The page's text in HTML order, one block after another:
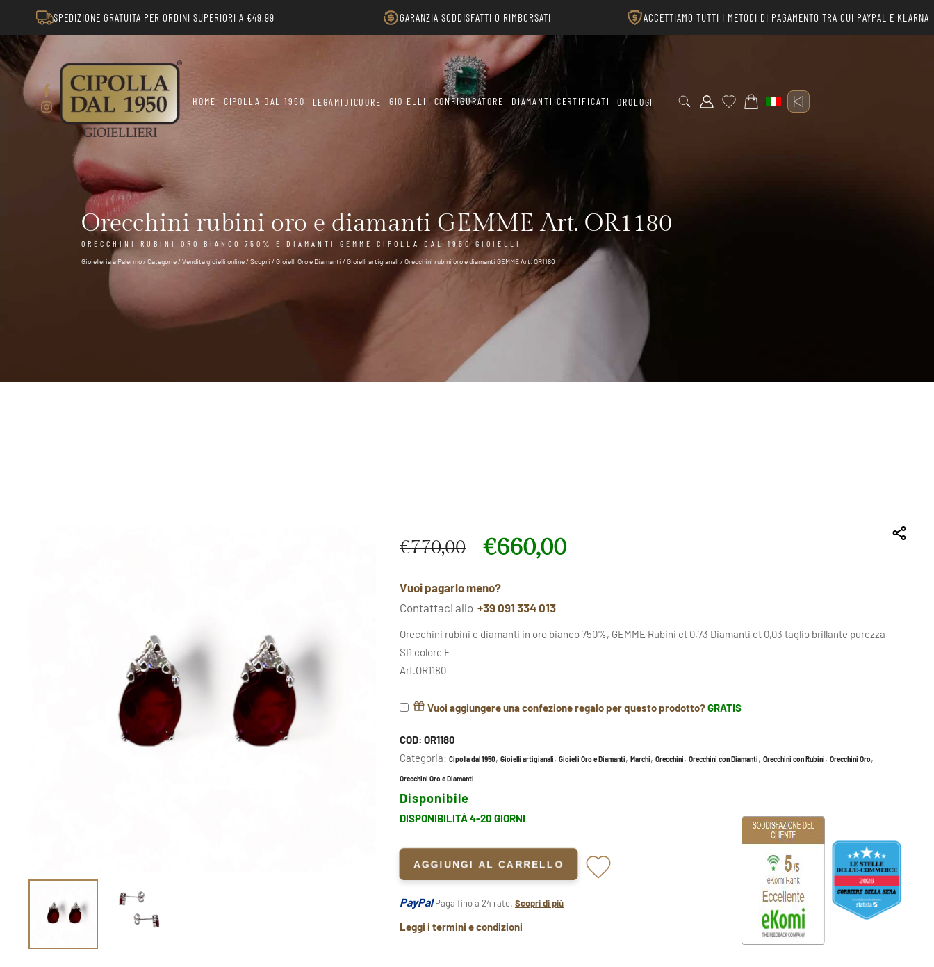
SPEDIZIONE GRATUITA PER ORDINI SUPERIORI A €49,99 GARANZIA SODDISFATTI O RIMBORSATI ACCETTIAMO TUTTI I METODI DI PAGAMENTO TRA CUI PAYPAL E KLARNA
HOME CIPOLLA DAL 1950 LEGAMIDICUORE GIOIELLI CONFIGURATORE DIAMANTI CERTIFICATI OROLOGI
Orecchini rubini oro e diamanti GEMME Art. OR1180
ORECCHINI RUBINI ORO BIANCO 750% E DIAMANTI GEMME CIPOLLA DAL 1950 GIOIELLI
Gioielleria a Palermo/ Categorie/ Vendita gioielli online/Scopri /Gioielli Oro e Diamanti /Gioielli artigianali / Orecchini rubini oro e diamanti GEMME Art. OR1180
€770,00
Il prezzo originale era: €770,00.
€660,00
Il prezzo attuale è: €660,00.
Vuoi pagarlo meno?
Contattaci allo +39 091 334 013
Orecchini rubini e diamanti in oro bianco 750%, GEMME Rubini ct 0,73 Diamanti ct 0,03 taglio brillante purezza
SI1 colore F
Art.OR1180
Vuoi aggiungere una confezione regalo per questo prodotto?GRATIS
COD: OR1180
Categoria: Cipolla dal 1950, Gioielli artigianali, Gioielli Oro e Diamanti, Marchi, Orecchini, Orecchini con Diamanti, Orecchini con Rubini, Orecchini Oro,
Orecchini Oro e Diamanti
Disponibile
DISPONIBILITÀ 4-20 GIORNI
AGGIUNGI AL CARRELLO
PayPal Paga fino a 24 rate. Scopri di più
Leggi i termini e condizioni